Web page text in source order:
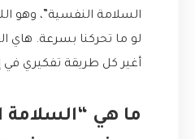
السلامة النفسية”، وهو
لو ما تحركنا بسرعة. هاي
أغير كل طريقة تفكيري في
ما هي “السلامة